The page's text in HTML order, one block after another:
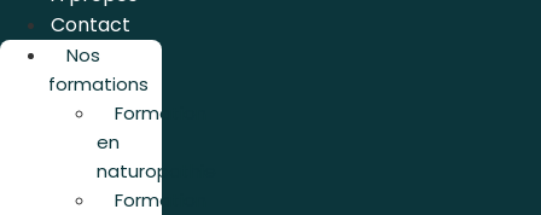
Contact
Nos
formations
Formation
en
naturopathie
Formation